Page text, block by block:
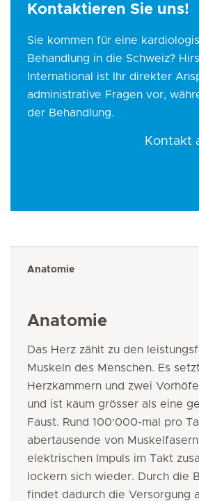
Kontaktieren Sie uns!
Sie kommen für eine
Behandlung in die Schweiz?
International ist Ihr direkter
administrative Fragen vor,
der Behandlung.
Kontakt
Anatomie
Anatomie
Das Herz zählt zu den
Muskeln des Menschen. Es
Herzkammern und zwei
und ist kaum grösser als eine
Faust. Rund 100‘000-mal pro
abertausende von
elektrischen Impuls im Takt
lockern sich wieder. Durch die
findet dadurch die Versorgung